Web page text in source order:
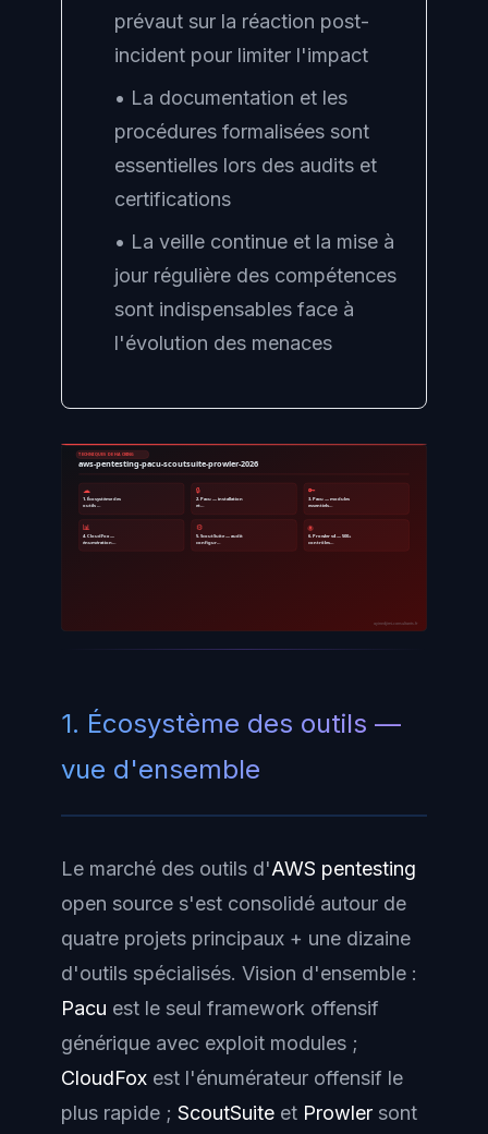
prévaut sur la réaction post-
incident pour limiter l'impact
• La documentation et les
procédures formalisées sont
essentielles lors des audits et
certifications
• La veille continue et la mise à
jour régulière des compétences
sont indispensables face à
l'évolution des menaces
TECHNIQUES DE HACKING
aws-pentesting-pacu-scoutsuite-prowler-2026
☁
1. Écosystème des
outils …
🔒
2. Pacu — installation
et…
🔑
3. Pacu — modules
essentiels…
📊
4. CloudFox —
énumération…
⚙
5. ScoutSuite — audit
configur…
🌐
6. Prowler v4 — 500+
contrôles…
ayinedjimi-consultants.fr
1. Écosystème des outils —
vue d'ensemble
Le marché des outils d'AWS pentesting
open source s'est consolidé autour de
quatre projets principaux + une dizaine
d'outils spécialisés. Vision d'ensemble :
Pacu est le seul framework offensif
générique avec exploit modules ;
CloudFox est l'énumérateur offensif le
plus rapide ; ScoutSuite et Prowler sont